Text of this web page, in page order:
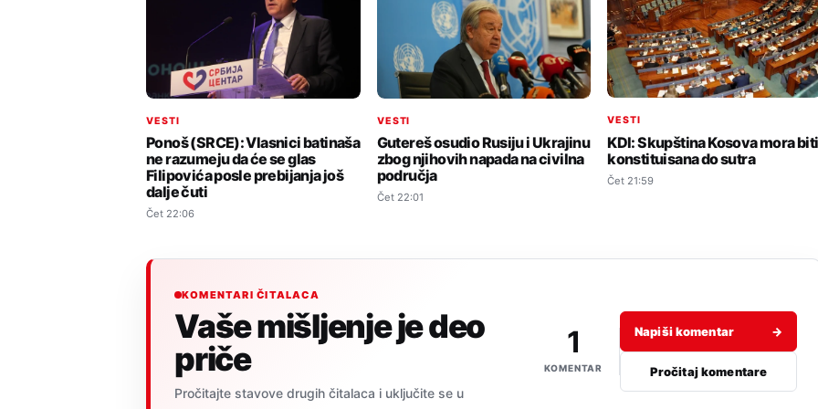
VESTI
Ponoš (SRCE): Vlasnici batinaša
ne razumeju da će se glas
Filipovića posle prebijanja još
dalje čuti
Čet 22:06
VESTI
Gutereš osudio Rusiju i Ukrajinu
zbog njihovih napada na civilna
područja
Čet 22:01
VESTI
KDI: Skupština Kosova mora biti
konstituisana do sutra
Čet 21:59
KOMENTARI ČITALACA
Vaše mišljenje je deo
priče
Pročitajte stavove drugih čitalaca i uključite se u
1
KOMENTAR
Napiši komentar →
Pročitaj komentare